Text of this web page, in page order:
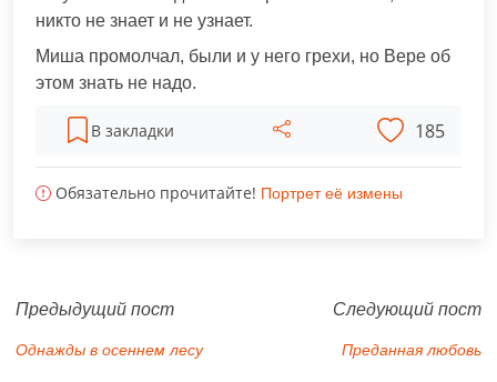
никто не знает и не узнает.
Миша промолчал, были и у него грехи, но Вере об
этом знать не надо.
В закладки 185
Обязательно прочитайте! Портрет её измены
Предыдущий пост
Однажды в осеннем лесу
Следующий пост
Преданная любовь